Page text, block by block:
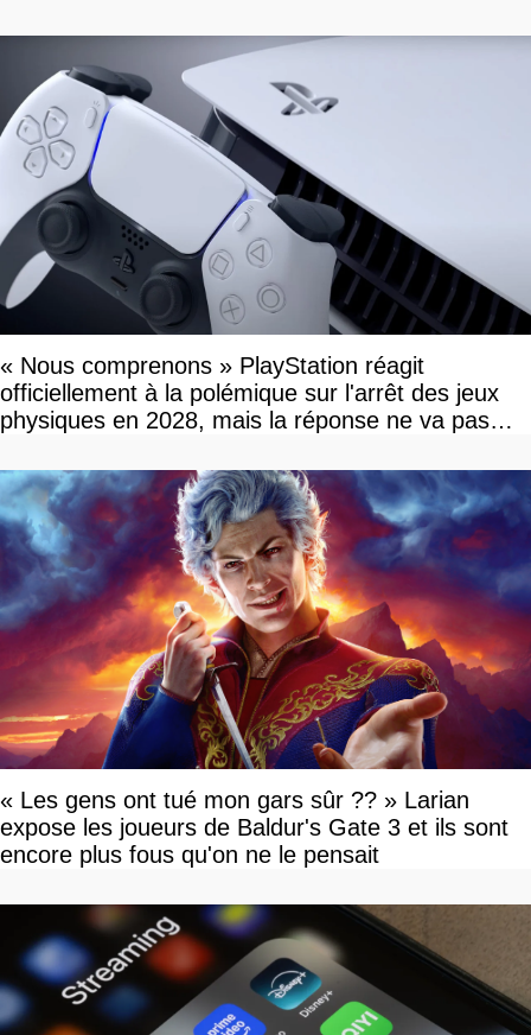
« Nous comprenons » PlayStation réagit
officiellement à la polémique sur l'arrêt des jeux
physiques en 2028, mais la réponse ne va pas
« Les gens ont tué mon gars sûr ?? » Larian
expose les joueurs de Baldur's Gate 3 et ils sont
encore plus fous qu'on ne le pensait